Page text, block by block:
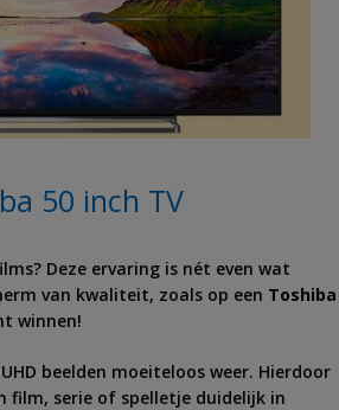
50 inch TV
Deze ervaring is nét even wat
van kwaliteit, zoals op een Toshiba
winnen!
beelden moeiteloos weer. Hierdoor
film, serie of spelletje duidelijk in